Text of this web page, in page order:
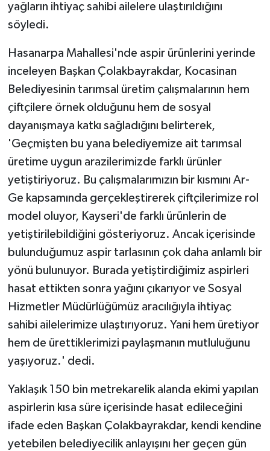
yağların ihtiyaç sahibi ailelere ulaştırıldığını
söyledi.
Hasanarpa Mahallesi'nde aspir ürünlerini yerinde
inceleyen Başkan Çolakbayrakdar, Kocasinan
Belediyesinin tarımsal üretim çalışmalarının hem
çiftçilere örnek olduğunu hem de sosyal
dayanışmaya katkı sağladığını belirterek,
'Geçmişten bu yana belediyemize ait tarımsal
üretime uygun arazilerimizde farklı ürünler
yetiştiriyoruz. Bu çalışmalarımızın bir kısmını Ar-
Ge kapsamında gerçekleştirerek çiftçilerimize rol
model oluyor, Kayseri'de farklı ürünlerin de
yetiştirilebildiğini gösteriyoruz. Ancak içerisinde
bulunduğumuz aspir tarlasının çok daha anlamlı bir
yönü bulunuyor. Burada yetiştirdiğimiz aspirleri
hasat ettikten sonra yağını çıkarıyor ve Sosyal
Hizmetler Müdürlüğümüz aracılığıyla ihtiyaç
sahibi ailelerimize ulaştırıyoruz. Yani hem üretiyor
hem de ürettiklerimizi paylaşmanın mutluluğunu
yaşıyoruz.' dedi.
Yaklaşık 150 bin metrekarelik alanda ekimi yapılan
aspirlerin kısa süre içerisinde hasat edileceğini
ifade eden Başkan Çolakbayrakdar, kendi kendine
yetebilen belediyecilik anlayışını her geçen gün